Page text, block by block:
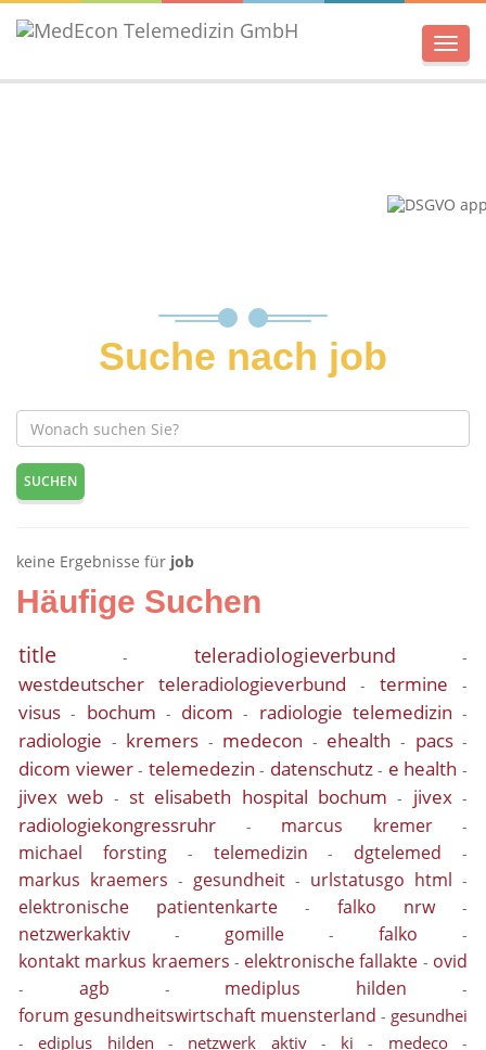
Menü
Suche nach job
SUCHEN
keine Ergebnisse für job
Häufige Suchen
title - teleradiologieverbund -
westdeutscher teleradiologieverbund - termine -
visus - bochum - dicom - radiologie telemedizin -
radiologie - kremers - medecon - ehealth - pacs-
dicom viewer- telemedezin - datenschutz- e health -
jivex web - st elisabeth hospital bochum - jivex-
radiologiekongressruhr - marcus kremer-
michael forsting- telemedizin - dgtelemed -
markus kraemers - gesundheit - urlstatusgo html -
elektronische patientenkarte - falko nrw-
netzwerkaktiv - gomille - falko -
kontakt markus kraemers - elektronische fallakte - ovid
- agb - mediplus hilden -
forum gesundheitswirtschaft muensterland - gesundhei
-ediplus hilden - netzwerk aktiv- ki - medeco-